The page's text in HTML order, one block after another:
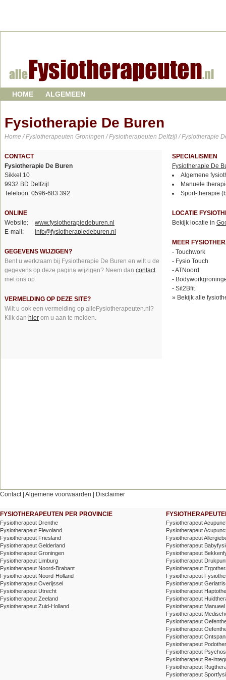
HOME ALGEMEEN
Fysiotherapie De Buren
Home /Fysiotherapeuten Groningen /Fysiotherapeuten Delfzijl/ Fysiotherapie
CONTACT
Fysiotherapie De Buren
Sikkel 10
9932 BD Delfzijl
Telefoon: 0596-683 392
ONLINE
Website:
www.fysiotherapiedeburen.nl
E-mail:
info@fysiotherapiedeburen.nl
GEGEVENS WIJZIGEN?
Bent u werkzaam bij Fysiotherapie De Buren en wilt u de
gegevens op deze pagina wijzigen? Neem dan contact
met ons op.
VERMELDING OP DEZE SITE?
Wilt u ook een vermelding op alleFysiotherapeuten.nl?
Klik dan hier om u aan te melden.
SPECIALISMEN
Fysiotherapie De
Algemene
Manuele
Sport-therapie
LOCATIE
Bekijk locatie in
MEER
- Touchwork
- Fysio Touch
-ATNoord
-
- Sit2Bfit
» Bekijk alle
Contact| Algemene voorwaarden Disclaimer
FYSIOTHERAPEUTEN PER PROVINCIE
Fysiotherapeut Drenthe
Fysiotherapeut Flevoland
Fysiotherapeut Friesland
Fysiotherapeut Gelderland
Fysiotherapeut Groningen
Fysiotherapeut Limburg
Fysiotherapeut Noord-Brabant
Fysiotherapeut Noord-Holland
Fysiotherapeut Overijssel
Fysiotherapeut Utrecht
Fysiotherapeut Zeeland
Fysiotherapeut Zuid-Holland
Fysiotherapeut
Fysiotherapeut
Fysiotherapeut
Fysiotherapeut
Fysiotherapeut
Fysiotherapeut
Fysiotherapeut
Fysiotherapeut
Fysiotherapeut
Fysiotherapeut
Fysiotherapeut
Fysiotherapeut
Fysiotherapeut
Fysiotherapeut
Fysiotherapeut
Fysiotherapeut
Fysiotherapeut
Fysiotherapeut
Fysiotherapeut Re-
Fysiotherapeut
Fysiotherapeut